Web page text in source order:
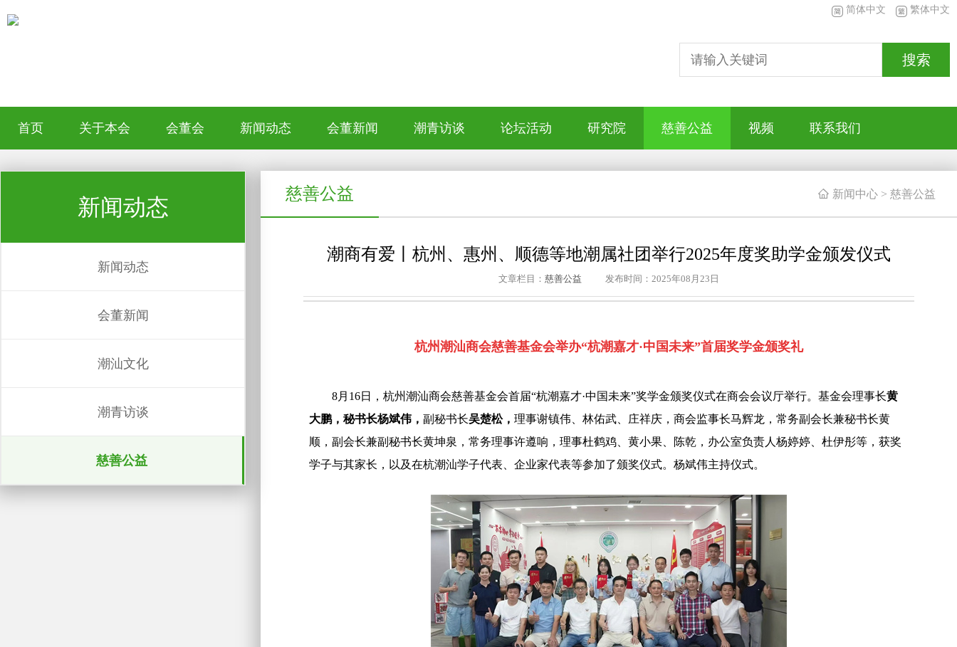
搜索
简体中文 繁体中文
首页 关于本会 会董会 新闻动态 会董新闻 潮青访谈 论坛活动 研究院 慈善公益 视频 联系我们
慈善公益  新闻中心 > 慈善公益
潮商有爱丨杭州、惠州、顺德等地潮属社团举行2025年度奖助学金颁发仪式
文章栏目： 慈善公益 发布时间：2025年08月23日
杭州潮汕商会慈善基金会举办“杭潮嘉才·中国未来”首届奖学金颁奖礼
8月16日，杭州潮汕商会慈善基金会首届“杭潮嘉才·中国未来”奖学金颁奖仪式在商会会议厅举行。基金会理事长黄
大鹏，秘书长杨斌伟， 副秘书长吴楚松， 理事谢镇伟、林佑武、庄祥庆，商会监事长马辉龙，常务副会长兼秘书长黄
顺，副会长兼副秘书长黄坤泉，常务理事许遵响，理事杜鹤鸡、黄小果、陈乾，办公室负责人杨婷婷、杜伊彤等，获奖
学子与其家长，以及在杭潮汕学子代表、企业家代表等参加了颁奖仪式。杨斌伟主持仪式。
新闻动态
新闻动态
会董新闻
潮汕文化
潮青访谈
慈善公益